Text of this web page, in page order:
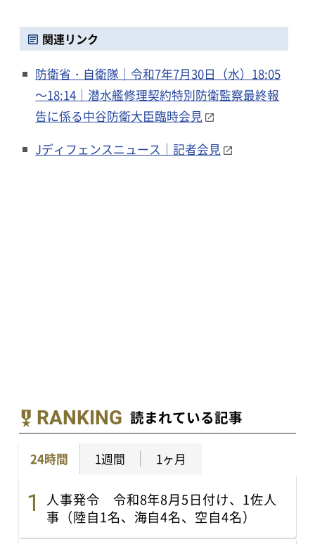
関連リンク
防衛省・自衛隊｜令和7年7月30日（水）18:05
～18:14｜潜水艦修理契約特別防衛監察最終報
告に係る中谷防衛大臣臨時会見
Jディフェンスニュース｜記者会見
RANKING 読まれている記事
24時間 1週間 1ヶ月
人事発令 令和8年8月5日付け、1佐人
事（陸自1名、海自4名、空自4名）